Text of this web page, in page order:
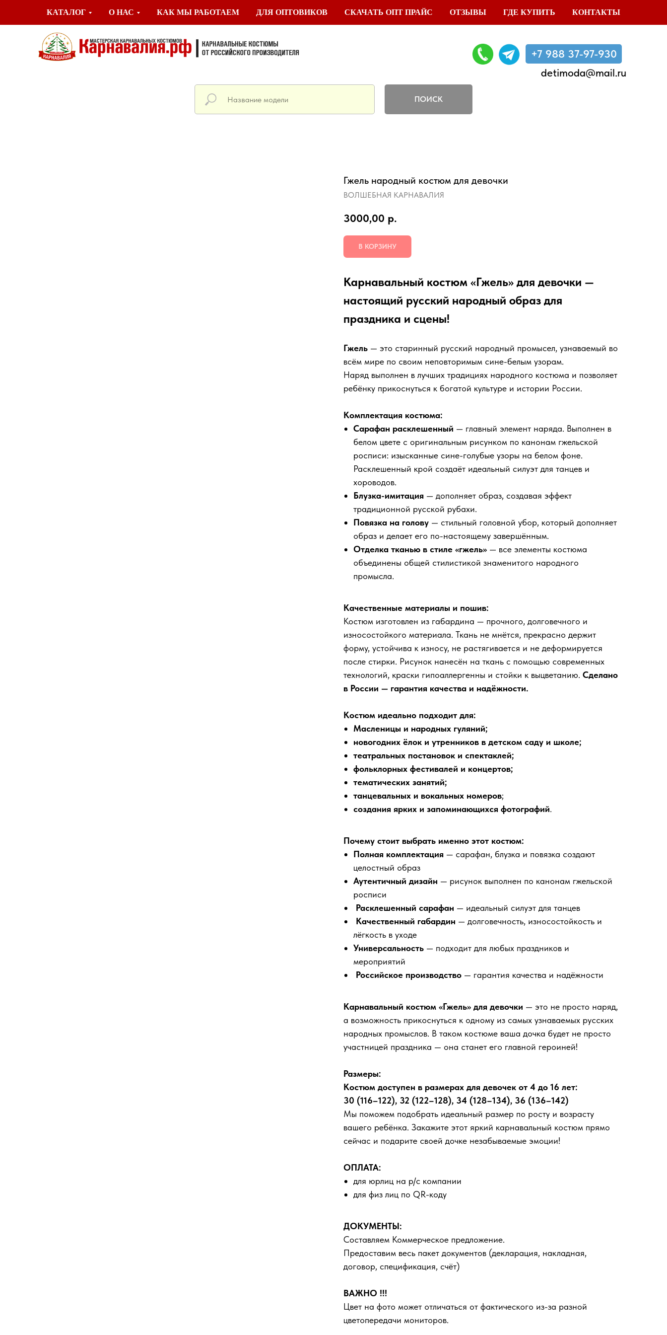
КАТАЛОГ О НАС КАК МЫ РАБОТАЕМ ДЛЯ ОПТОВИКОВ СКАЧАТЬ ОПТ ПРАЙС ОТЗЫВЫ ГДЕ КУПИТЬ КОНТАКТЫ
detimoda@mail.ru
+7 988 37-97-930
ПОИСК
Гжель народный костюм для девочки
ВОЛШЕБНАЯ КАРНАВАЛИЯ
3000,00 р.
В КОРЗИНУ
Карнавальный костюм «Гжель» для девочки —
настоящий русский народный образ для
праздника и сцены!
Гжель — это старинный русский народный промысел, узнаваемый во
всём мире по своим неповторимым сине-белым узорам.
Наряд выполнен в лучших традициях народного костюма и позволяет
ребёнку прикоснуться к богатой культуре и истории России.
Комплектация костюма:
Сарафан расклешенный — главный элемент наряда. Выполнен в
белом цвете с оригинальным рисунком по канонам гжельской
росписи: изысканные сине-голубые узоры на белом фоне.
Расклешенный крой создаёт идеальный силуэт для танцев и
хороводов.
Блузка-имитация — дополняет образ, создавая эффект
традиционной русской рубахи.
Повязка на голову — стильный головной убор, который дополняет
образ и делает его по-настоящему завершённым.
Отделка тканью в стиле «гжель» — все элементы костюма
объединены общей стилистикой знаменитого народного
промысла.
Качественные материалы и пошив:
Костюм изготовлен из габардина — прочного, долговечного и
износостойкого материала. Ткань не мнётся, прекрасно держит
форму, устойчива к износу, не растягивается и не деформируется
после стирки. Рисунок нанесён на ткань с помощью современных
технологий, краски гипоаллергенны и стойки к выцветанию. Сделано
в России — гарантия качества и надёжности.
Костюм идеально подходит для:
Масленицы и народных гуляний;
новогодних ёлок и утренников в детском саду и школе;
театральных постановок и спектаклей;
фольклорных фестивалей и концертов;
тематических занятий;
танцевальных и вокальных номеров;
создания ярких и запоминающихся фотографий.
Почему стоит выбрать именно этот костюм:
Полная комплектация — сарафан, блузка и повязка создают
целостный образ
Аутентичный дизайн — рисунок выполнен по канонам гжельской
росписи
Расклешенный сарафан — идеальный силуэт для танцев
Качественный габардин — долговечность, износостойкость и
лёгкость в уходе
Универсальность — подходит для любых праздников и
мероприятий
Российское производство — гарантия качества и надёжности
Карнавальный костюм «Гжель» для девочки — это не просто наряд,
а возможность прикоснуться к одному из самых узнаваемых русских
народных промыслов. В таком костюме ваша дочка будет не просто
участницей праздника — она станет его главной героиней!
Размеры:
Костюм доступен в размерах для девочек от 4 до 16 лет:
30 (116–122), 32 (122–128), 34 (128–134), 36 (136–142)
Мы поможем подобрать идеальный размер по росту и возрасту
вашего ребёнка. Закажите этот яркий карнавальный костюм прямо
сейчас и подарите своей дочке незабываемые эмоции!
ОПЛАТА:
для юрлиц на р/с компании
для физ лиц по QR-коду
ДОКУМЕНТЫ:
Составляем Коммерческое предложение.
Предоставим весь пакет документов (декларация, накладная,
договор, спецификация, счёт)
ВАЖНО !!!
Цвет на фото может отличаться от фактического из-за разной
цветопередачи мониторов.